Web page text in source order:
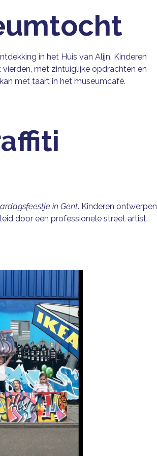
in het Huis van Alijn. Kinderen
met zintuiglijke opdrachten en
met taart in het museumcafé.
in Gent. Kinderen ontwerpen
door een professionele street artist.